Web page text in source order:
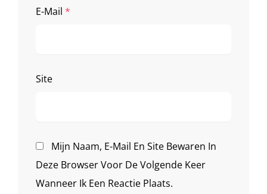
E-Mail *
Site
Mijn Naam, E-Mail En Site Bewaren In
Deze Browser Voor De Volgende Keer
Wanneer Ik Een Reactie Plaats.